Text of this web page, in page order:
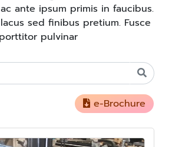
ante ipsum primis in faucibus.
sed finibus pretium. Fusce
pulvinar
e-Brochure